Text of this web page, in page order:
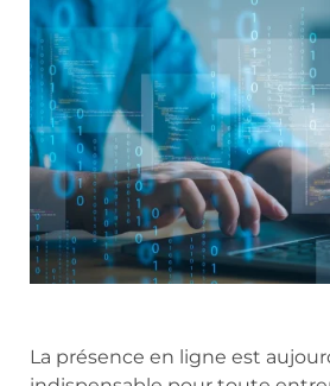
La présence en ligne est